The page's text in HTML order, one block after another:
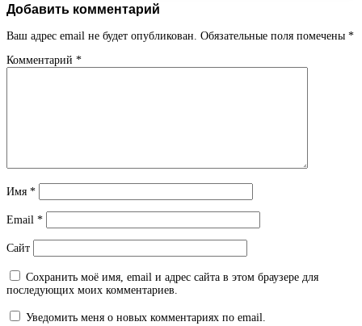
Добавить комментарий
Ваш адрес email не будет опубликован. Обязательные поля помечены *
Комментарий *
Имя *
Email *
Сайт
Сохранить моё имя, email и адрес сайта в этом браузере для
последующих моих комментариев.
Уведомить меня о новых комментариях по email.